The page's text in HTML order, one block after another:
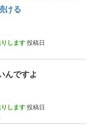
ける
します 投稿日
んですよ
します 投稿日